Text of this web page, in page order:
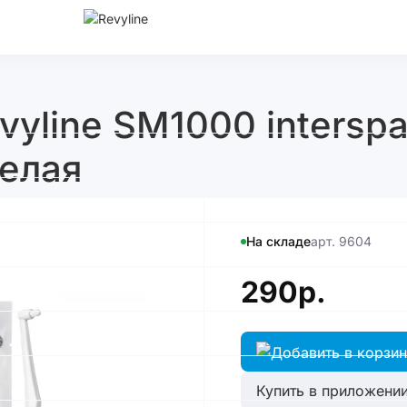
SM1000
На складеарт. 9604
290р.
Купить в